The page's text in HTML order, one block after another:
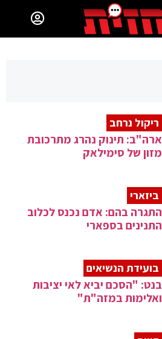
ריקול נרחב
ארה"ב: תינוק נהרג מתרכובת
מזון של סימילאק
ביזארי
התגרה בהם: אדם נכנס לכלוב
התנינים בספארי
בועידת הנשיאים
בנט: "הסכם יביא לאי יציבות
ואלימות במזה"ת"